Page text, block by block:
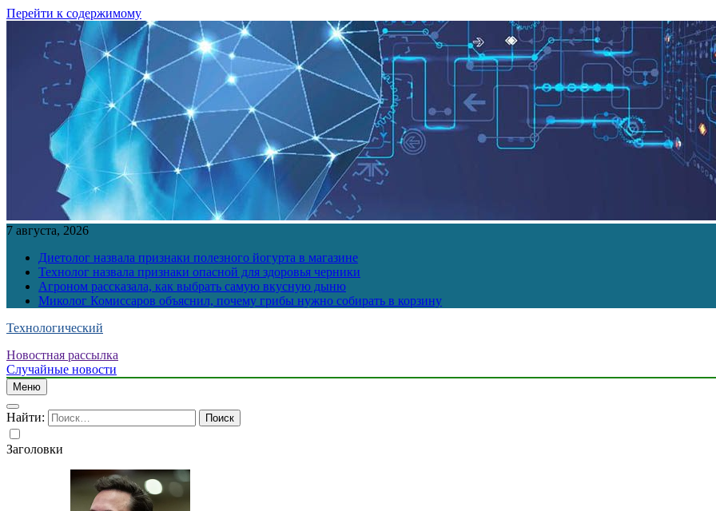
Перейти к содержимому
7 августа, 2026
Диетолог назвала признаки полезного йогурта в магазине
Технолог назвала признаки опасной для здоровья черники
Агроном рассказала, как выбрать самую вкусную дыню
Миколог Комиссаров объяснил, почему грибы нужно собирать в корзину
Технологический
Новостная рассылка
Случайные новости
Меню
Найти:
Заголовки